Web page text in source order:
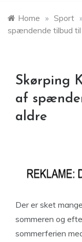
Home » Sport
spændende tilbud til
Skørping
af
aldre
Der er sket
sommeren og
sommerferien